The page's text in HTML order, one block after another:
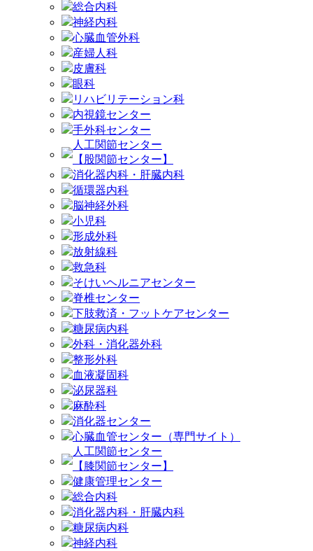
総合内科
神経内科
心臓血管外科
産婦人科
皮膚科
眼科
リハビリテーション科
内視鏡センター
手外科センター
人工関節センター
【股関節センター】
消化器内科・肝臓内科
循環器内科
脳神経外科
小児科
形成外科
放射線科
救急科
そけいヘルニアセンター
脊椎センター
下肢救済・フットケアセンター
糖尿病内科
外科・消化器外科
整形外科
血液凝固科
泌尿器科
麻酔科
消化器センター
心臓血管センター（専門サイト）
人工関節センター
【膝関節センター】
健康管理センター
総合内科
消化器内科・肝臓内科
糖尿病内科
神経内科